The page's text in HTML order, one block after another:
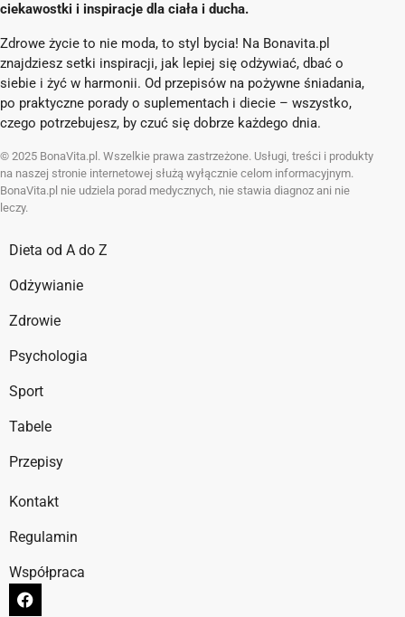
ciekawostki i inspiracje dla ciała i ducha.
Zdrowe życie to nie moda, to styl bycia! Na Bonavita.pl
znajdziesz setki inspiracji, jak lepiej się odżywiać, dbać o
siebie i żyć w harmonii. Od przepisów na pożywne śniadania,
po praktyczne porady o suplementach i diecie – wszystko,
czego potrzebujesz, by czuć się dobrze każdego dnia.
© 2025 BonaVita.pl. Wszelkie prawa zastrzeżone. Usługi, treści i produkty
na naszej stronie internetowej służą wyłącznie celom informacyjnym.
BonaVita.pl nie udziela porad medycznych, nie stawia diagnoz ani nie
leczy.
Dieta od A do Z
Odżywianie
Zdrowie
Psychologia
Sport
Tabele
Przepisy
Kontakt
Regulamin
Współpraca